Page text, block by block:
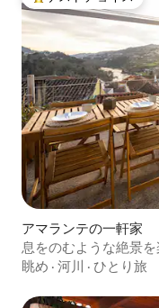
大好評のゲストチョイ
アマランテの一軒家
息をのむような絶景
眺め · 河川 · ひとり旅